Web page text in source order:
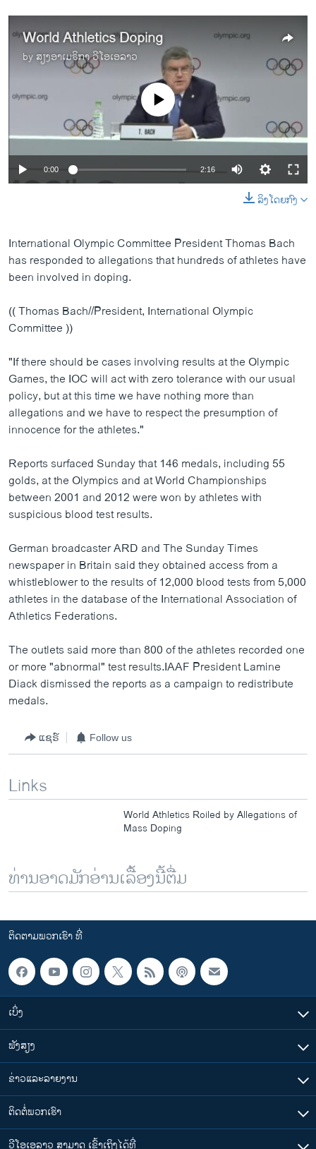
World Athletics Doping
by ສຽງອາເມຣິກາ ວີໂອເອລາວ
No media source currently available
0:00 2:16
ລິງໂດຍກົງ
International Olympic Committee President Thomas Bach
has responded to allegations that hundreds of athletes have
been involved in doping.
(( Thomas Bach//President, International Olympic
Committee ))
"If there should be cases involving results at the Olympic
Games, the IOC will act with zero tolerance with our usual
policy, but at this time we have nothing more than
allegations and we have to respect the presumption of
innocence for the athletes."
Reports surfaced Sunday that 146 medals, including 55
golds, at the Olympics and at World Championships
between 2001 and 2012 were won by athletes with
suspicious blood test results.
German broadcaster ARD and The Sunday Times
newspaper in Britain said they obtained access from a
whistleblower to the results of 12,000 blood tests from 5,000
athletes in the database of the International Association of
Athletics Federations.
The outlets said more than 800 of the athletes recorded one
or more "abnormal" test results.IAAF President Lamine
Diack dismissed the reports as a campaign to redistribute
medals.
ແຊຣ໌ Follow us
Links
World Athletics Roiled by Allegations of
Mass Doping
ທ່ານອາດມັກອ່ານເລື້ອງນີ້ຕື່ມ
ຕິດຕາມພວກເຮົາ ທີ່
ເບິ່ງ
ຟັງສຽງ
ຂ່າວແລະລາຍງານ
ຕິດຕໍ່ພວກເຮົາ
ວີໂອເອລາວ ສາມາດ ເຂົ້າເຖິງໄດ້ທີ່